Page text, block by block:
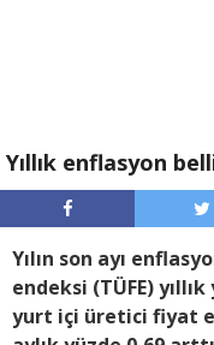
Yıllık enflasyon
Yılın son ayı
endeksi (TÜFE)
yurt içi üretici fiyat